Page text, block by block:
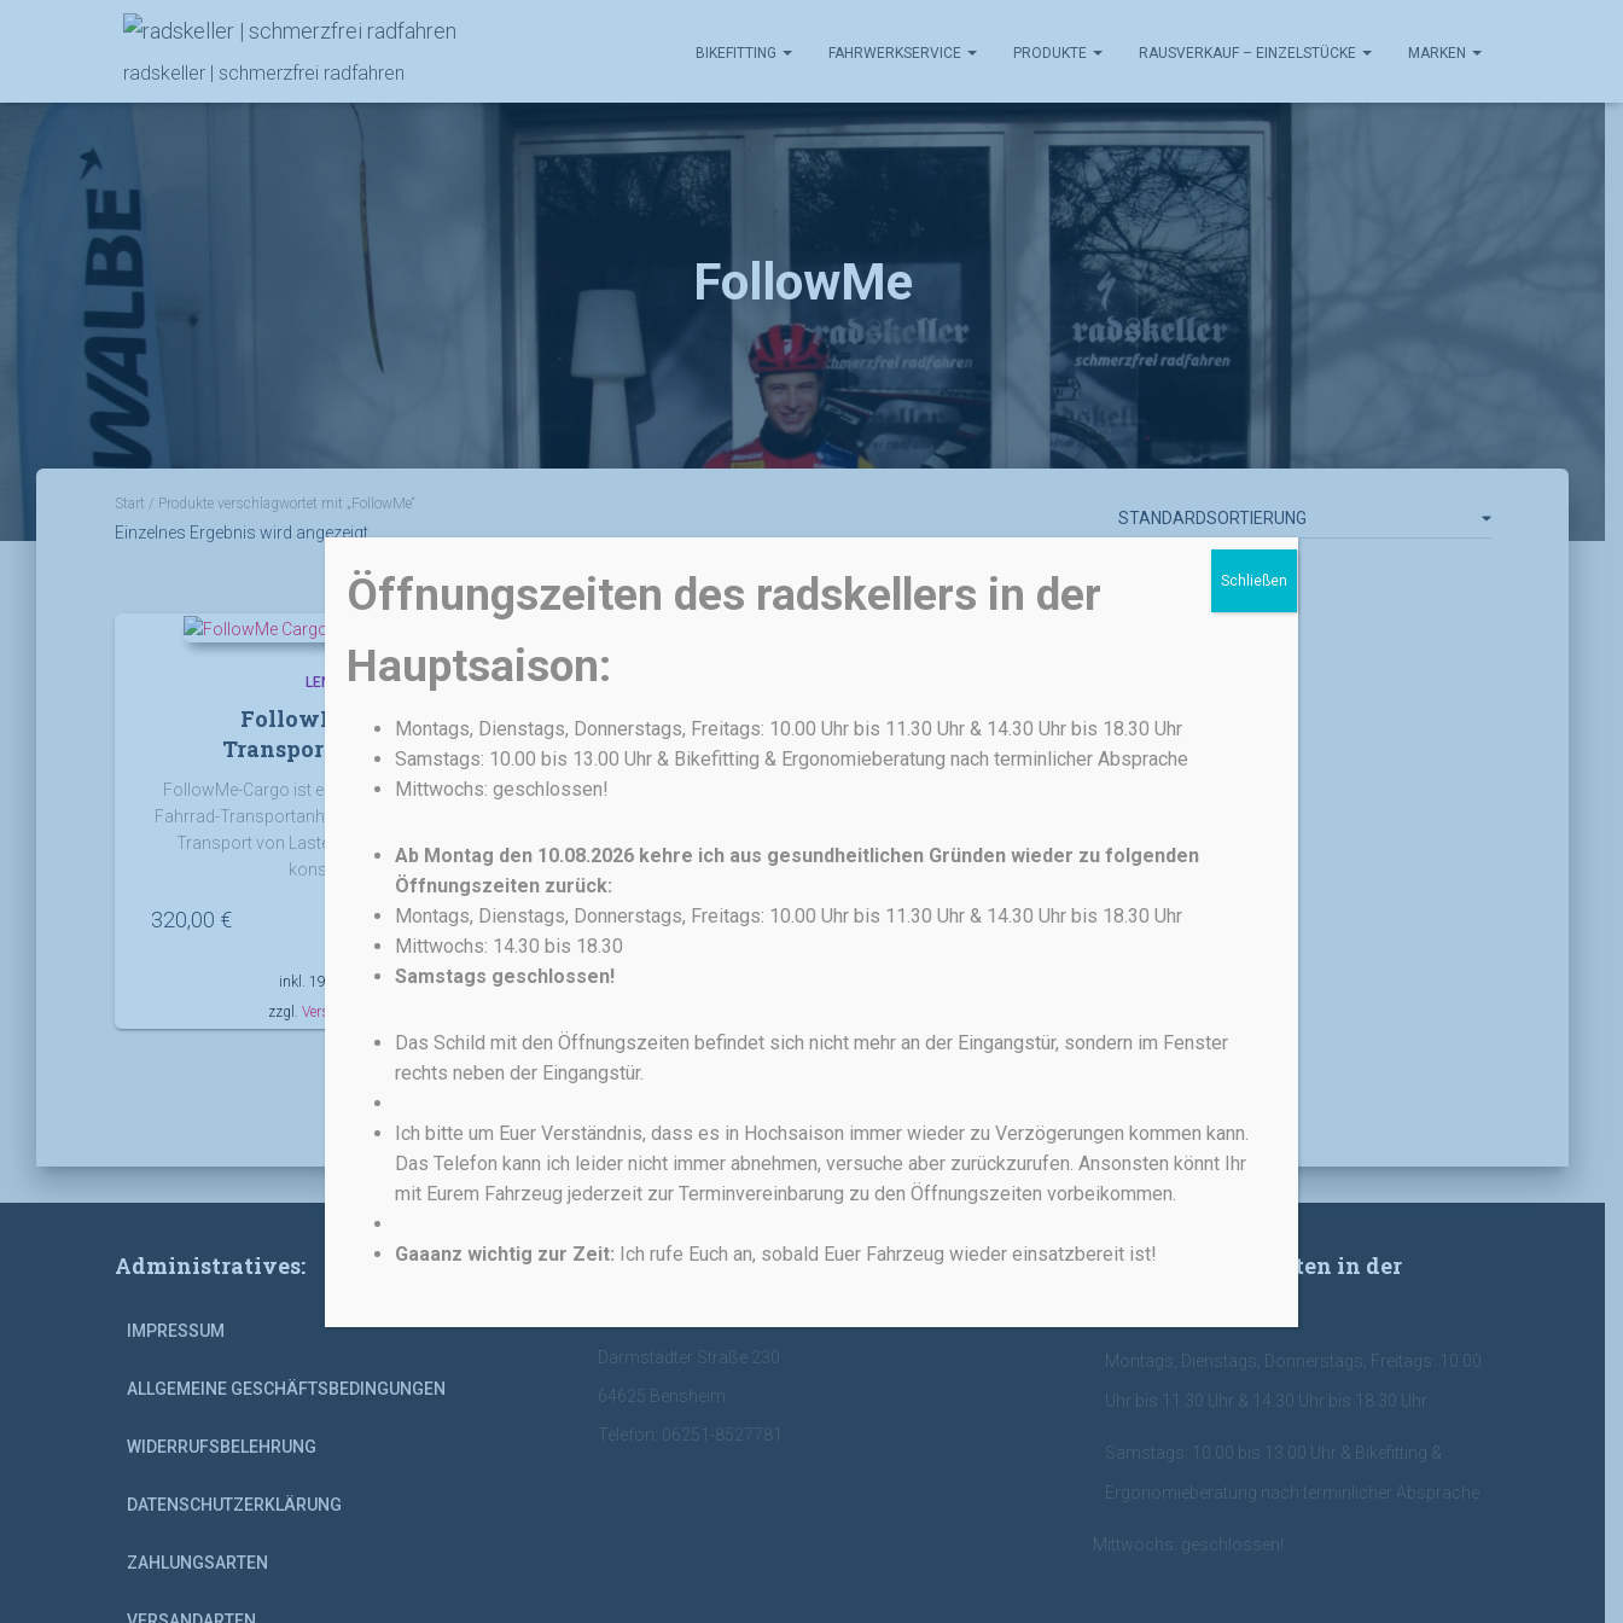
radskeller | schmerzfrei radfahren
BIKEFITTING FAHRWERKSERVICE PRODUKTE RAUSVERKAUF – EINZELSTÜCKE MARKEN
FollowMe
Start / Produkte verschlagwortet mit „FollowMe“
Einzelnes Ergebnis wird angezeigt
LENKER
FollowMe Cargo
Transportanhänger
FollowMe-Cargo ist ein leichter und wendiger
Fahrrad-Transportanhänger – er wurde für den
Transport von Lasten hinter dem Fahrrad
konstruiert.
320,00 €
inkl. 19 % MwSt.
zzgl. Versandkosten
Administratives:
IMPRESSUM
ALLGEMEINE GESCHÄFTSBEDINGUNGEN
WIDERRUFSBELEHRUNG
DATENSCHUTZERKLÄRUNG
ZAHLUNGSARTEN
Hier findet Ihr mich:
Darmstädter Straße 230
64625 Bensheim
Telefon: 06251-8527781
Meine Öffnungszeiten in der
Montags, Dienstags, Donnerstags, Freitags: 10.00
Uhr bis 11.30 Uhr & 14.30 Uhr bis 18.30 Uhr
Samstags: 10.00 bis 13.00 Uhr & Bikefitting &
Ergonomieberatung nach terminlicher Absprache
Mittwochs: geschlossen!
Öffnungszeiten des radskellers in der
Hauptsaison:
Montags, Dienstags, Donnerstags, Freitags: 10.00 Uhr bis 11.30 Uhr & 14.30 Uhr bis 18.30 Uhr
Samstags: 10.00 bis 13.00 Uhr & Bikefitting & Ergonomieberatung nach terminlicher Absprache
Mittwochs: geschlossen!
Ab Montag den 10.08.2026 kehre ich aus gesundheitlichen Gründen wieder zu folgenden
Öffnungszeiten zurück:
Montags, Dienstags, Donnerstags, Freitags: 10.00 Uhr bis 11.30 Uhr & 14.30 Uhr bis 18.30 Uhr
Mittwochs: 14.30 bis 18.30
Samstags geschlossen!
Das Schild mit den Öffnungszeiten befindet sich nicht mehr an der Eingangstür, sondern im Fenster
rechts neben der Eingangstür.
Ich bitte um Euer Verständnis, dass es in Hochsaison immer wieder zu Verzögerungen kommen kann.
Das Telefon kann ich leider nicht immer abnehmen, versuche aber zurückzurufen. Ansonsten könnt Ihr
mit Eurem Fahrzeug jederzeit zur Terminvereinbarung zu den Öffnungszeiten vorbeikommen.
Gaaanz wichtig zur Zeit: Ich rufe Euch an, sobald Euer Fahrzeug wieder einsatzbereit ist!
Schließen